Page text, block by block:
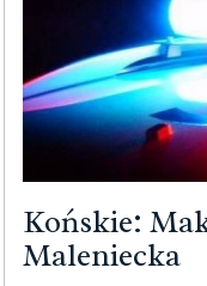
Końskie:
Maleniecka